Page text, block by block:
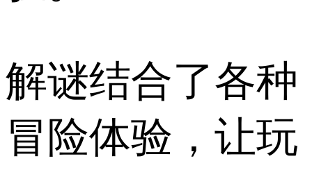
解谜结合了各种
冒险体验，让玩